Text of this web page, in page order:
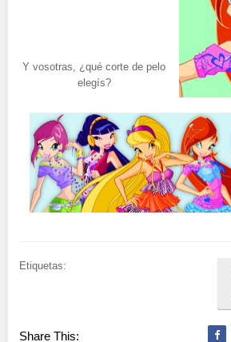
Y vosotras, ¿qué corte de pelo
elegís?
Etiquetas:
Share This: